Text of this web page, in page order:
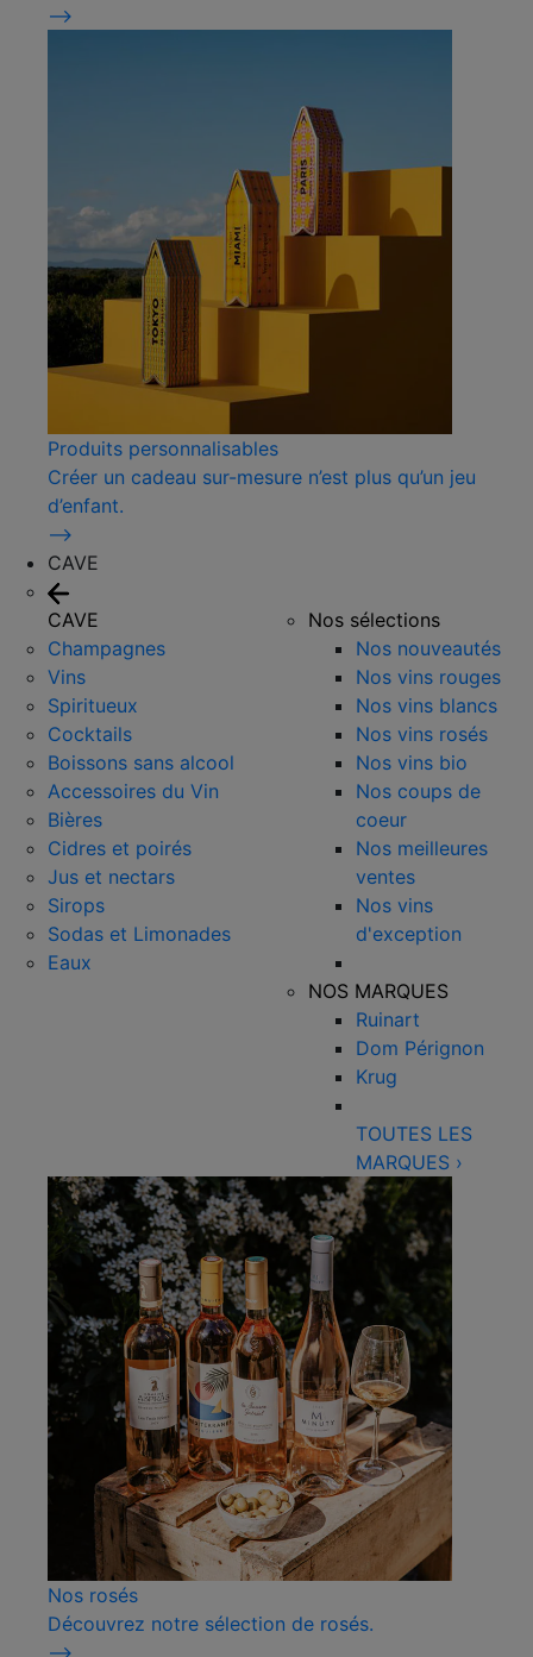
⟶
Produits personnalisables
Créer un cadeau sur-mesure n’est plus qu’un jeu
d’enfant.
⟶
CAVE
CAVE
Champagnes
Vins
Spiritueux
Cocktails
Boissons sans alcool
Accessoires du Vin
Bières
Cidres et poirés
Jus et nectars
Sirops
Sodas et Limonades
Eaux
Nos sélections
Nos nouveautés
Nos vins rouges
Nos vins blancs
Nos vins rosés
Nos vins bio
Nos coups de
coeur
Nos meilleures
ventes
Nos vins
d'exception
NOS MARQUES
Ruinart
Dom Pérignon
Krug
TOUTES LES
MARQUES ›
Nos rosés
Découvrez notre sélection de rosés.
⟶